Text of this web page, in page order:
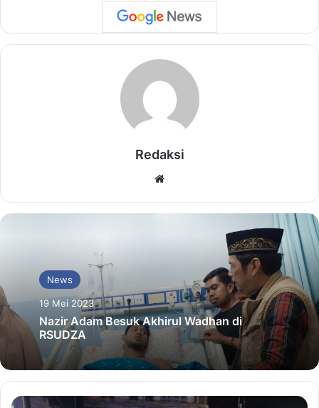
Redaksi
News
19 Mei 2023
Nazir Adam Besuk Akhirul Wadhan di
RSUDZA